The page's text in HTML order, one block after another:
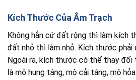
Kích Thước Của Âm Trạch
Không hẳn cứ đất rộng thì làm kích
đất nhỏ thì làm nhỏ. Kích thước phải
Ngoài ra, kích thước có thể thay đổi
là mộ hung táng, mộ cải táng, mộ